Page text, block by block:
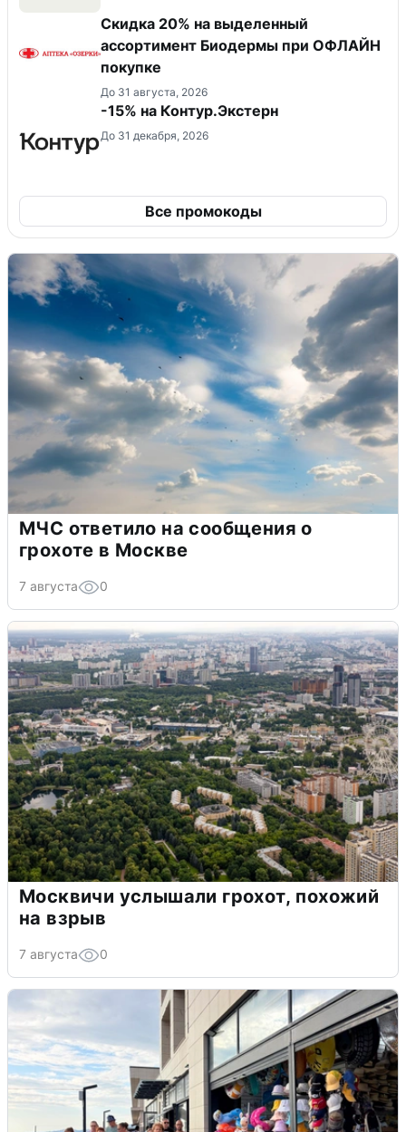
Скидка 20% на выделенный
ассортимент Биодермы при ОФЛАЙН
покупке
До 31 августа, 2026
-15% на Контур.Экстерн
До 31 декабря, 2026
Все промокоды
МЧС ответило на сообщения о
грохоте в Москве
7 августа 0
Москвичи услышали грохот, похожий
на взрыв
7 августа 0